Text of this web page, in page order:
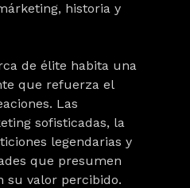
historia y
de élite habita una
que refuerza el
Las
sofisticadas, la
legendarias y
que presumen
su valor percibido.